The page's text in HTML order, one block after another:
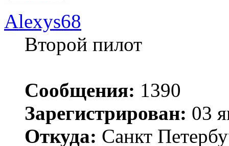
Alexys68
Второй пилот
Сообщения: 1390
Зарегистрирован: 03
Откуда: Санкт